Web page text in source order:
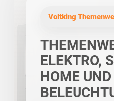
Voltking
ELEKTRO,
HOME UND